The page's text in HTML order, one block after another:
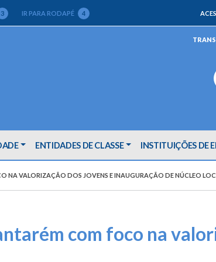
3 IR PARA RODAPÉ 4
ENTIDADES DE CLASSE INSTITUIÇÕES DE
NA VALORIZAÇÃO DOS JOVENS E INAUGURAÇÃO DE NÚCLEO
com foco na